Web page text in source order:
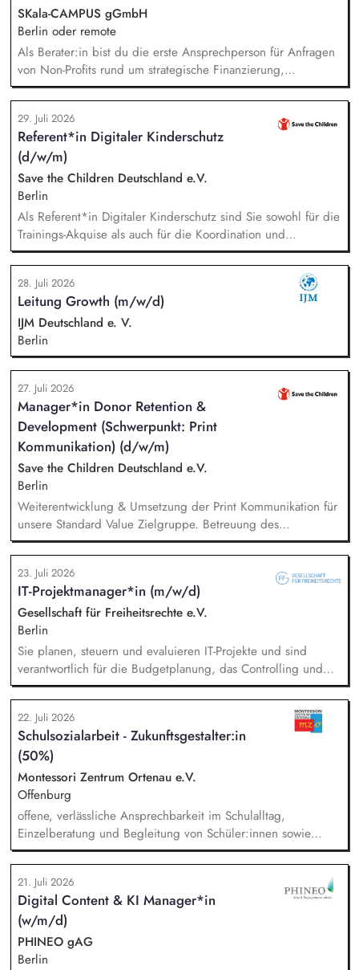
Unfallverhütungsvorschriften.
SKala-CAMPUS gGmbH
Berlin oder remote
Als Berater:in bist du die erste Ansprechperson für Anfragen
von Non-Profits rund um strategische Finanzierung,
Finanzmanagement und Fundraising. Dabei entwickelst du
den gesamten Prozess von der Anfrage über
Angebotserstellung bis zur eigenverantwortlichen Umsetzung.
Auf Basis der jeweiligen Herausforderungen entwickelst du
passgenaue Beratungsprozesse und berätst Organisationen zu
zentralen Fragen ihrer finanziellen Steuerung und
strategischen Weiterentwicklung.
29. Juli 2026
Referent*in Digitaler Kinderschutz
(d/w/m)
Save the Children Deutschland e.V.
Berlin
Als Referent*in Digitaler Kinderschutz sind Sie sowohl für die
Trainings-Akquise als auch für die Koordination und
Durchführung von ca. zweistündigen Workshops
verantwortlich. Identifikation, Ansprache und Akquise von
Institutionen und Organisationen für Trainings zum sensiblen
Umgang mit Kinderfotos und -videos (z. B. Kitas, Schulen,
Sportvereine und -verbände, Jugendverbände,
Kinder-/Jugendreiseveranstalter). Eigenständige Konzeption
und Durchführung zielgruppengerechter Trainings in
digitalen Formaten sowie in Präsenz bei Auftraggebern.
28. Juli 2026
Leitung Growth (m/w/d)
IJM Deutschland e. V.
Berlin
27. Juli 2026
Manager*in Donor Retention &
Development (Schwerpunkt: Print
Kommunikation) (d/w/m)
Save the Children Deutschland e.V.
Berlin
Weiterentwicklung & Umsetzung der Print Kommunikation für
unsere Standard Value Zielgruppe. Betreuung des
postalischen Mailing-Programm inkl. der Spendenmagazine
und Spendenaufrufe sowie der Print Kommunikation innerhalb
unserer Donor Journeys. Ko-Produktion von Content für die
Print Kommunikation in enger Zusammenarbeit mit dem Team
Brand, Content & Publikationen. Redaktion und Prüfung von
Content/Texten für andere Kanäle und Medien.
23. Juli 2026
IT-Projektmanager*in (m/w/d)
Gesellschaft für Freiheitsrechte e.V.
Berlin
Sie planen, steuern und evaluieren IT-Projekte und sind
verantwortlich für die Budgetplanung, das Controlling und
die Ressourcenverteilung, Sie steuern das
Wissensmanagement und begleiten die Migration sowie die
fortlaufende Verwaltung unserer Cloud-Dienste, Sie arbeiten
mit der Systemadministration zusammen und sind dabei
verantwortlich für die Kommunikation mit unseren externen
Dienstleistern, Sie tragen die Verantwortung für die Qualität
des First-Level-Supports für das GFF-Team.
22. Juli 2026
Schulsozialarbeit - Zukunftsgestalter:in
(50%)
Montessori Zentrum Ortenau e.V.
Offenburg
offene, verlässliche Ansprechbarkeit im Schulalltag,
Einzelberatung und Begleitung von Schüler:innen sowie
Familien, Elternarbeit: Beratung, Begleitung und
Informationsangebote, sozialpädagogische Gruppenangebote
(z. B. soziales Lernen, Prävention, Selbstkompetenz),
Konfliktbegleitung und Stärkung der Beziehungskultur im
Schulalltag, Zusammenarbeit im multiprofessionellen
Schulteam
21. Juli 2026
Digital Content & KI Manager*in
(w/m/d)
PHINEO gAG
Berlin